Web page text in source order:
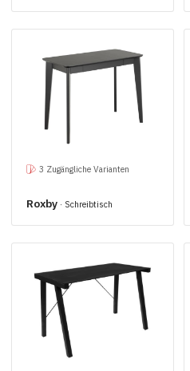
3 Zugängliche Varianten
Roxby · Schreibtisch